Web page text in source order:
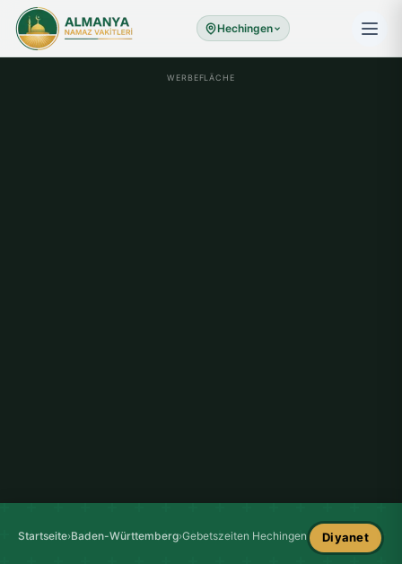
Hechingen
WERBEFLÄCHE
Startseite›Baden-Württemberg›Gebetszeiten Hechingen Diyanet